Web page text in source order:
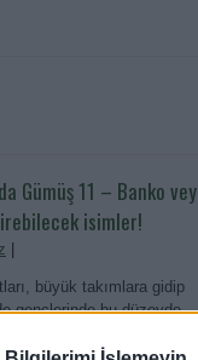
Gümüş 11 – Banko
isimler!
büyük takımlara gidip
gençlerinde bu düzeyde